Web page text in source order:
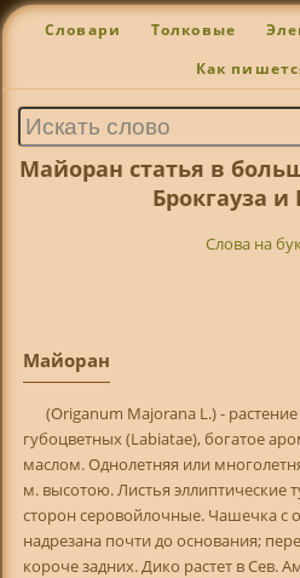
Словари Толковые
Как
Майоран статья в
Брокгауза и
Слова на
Майоран
(Origanum Majorana L.) -
губоцветных (Labiatae), богатое
маслом. Однолетняя или
м. высотою. Листья эллиптические
сторон серовойлочные. Чашечка с
надрезана почти до основания;
короче задних. Дико растет в Сев.